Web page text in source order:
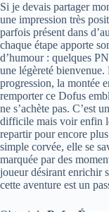
Si je devais partager
une impression très
parfois présent dans
chaque étape apporte
d’humour : quelques
une légèreté
progression, la montée
remporter ce Dofus
ne s’achète pas. C’est
difficile mais voir enfin
repartir pour encore
simple corvée, elle se
marquée par des
joueur désirant enrichir
cette aventure est un